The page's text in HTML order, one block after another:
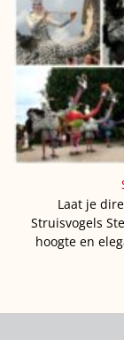
Laat je
Struisvogels
hoogte en